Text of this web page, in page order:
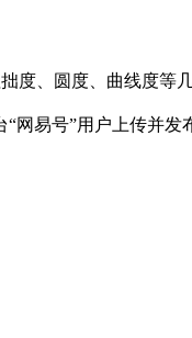
、圆度、曲线度等几
网易号”用户上传并发